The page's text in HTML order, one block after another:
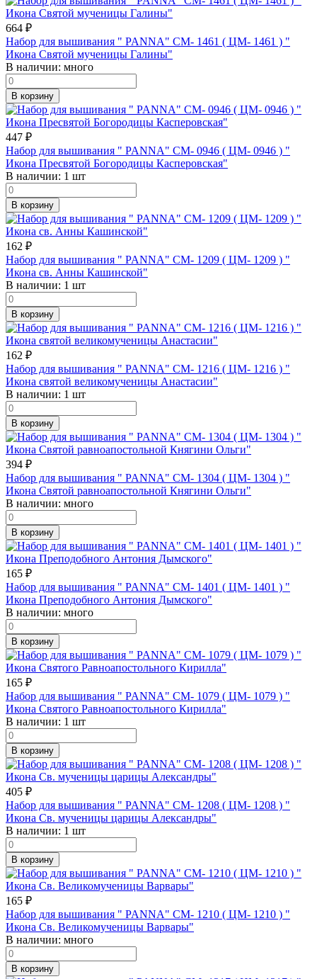
664 ₽
Набор для вышивания " PANNA" CM- 1461 ( ЦМ- 1461 ) "
Икона Святой мученицы Галины"
В наличии: много
В корзину
447 ₽
Набор для вышивания " PANNA" CM- 0946 ( ЦМ- 0946 ) "
Икона Пресвятой Богородицы Касперовская"
В наличии: 1 шт
В корзину
162 ₽
Набор для вышивания " PANNA" CM- 1209 ( ЦМ- 1209 ) "
Икона св. Анны Кашинской"
В наличии: 1 шт
В корзину
162 ₽
Набор для вышивания " PANNA" CM- 1216 ( ЦМ- 1216 ) "
Икона святой великомученицы Анастасии"
В наличии: 1 шт
В корзину
394 ₽
Набор для вышивания " PANNA" CM- 1304 ( ЦМ- 1304 ) "
Икона Святой равноапостольной Княгини Ольги"
В наличии: много
В корзину
165 ₽
Набор для вышивания " PANNA" CM- 1401 ( ЦМ- 1401 ) "
Икона Преподобного Антония Дымского"
В наличии: много
В корзину
165 ₽
Набор для вышивания " PANNA" CM- 1079 ( ЦМ- 1079 ) "
Икона Святого Равноапостольного Кирилла"
В наличии: 1 шт
В корзину
405 ₽
Набор для вышивания " PANNA" CM- 1208 ( ЦМ- 1208 ) "
Икона Св. мученицы царицы Александры"
В наличии: 1 шт
В корзину
165 ₽
Набор для вышивания " PANNA" CM- 1210 ( ЦМ- 1210 ) "
Икона Св. Великомученицы Варвары"
В наличии: много
В корзину